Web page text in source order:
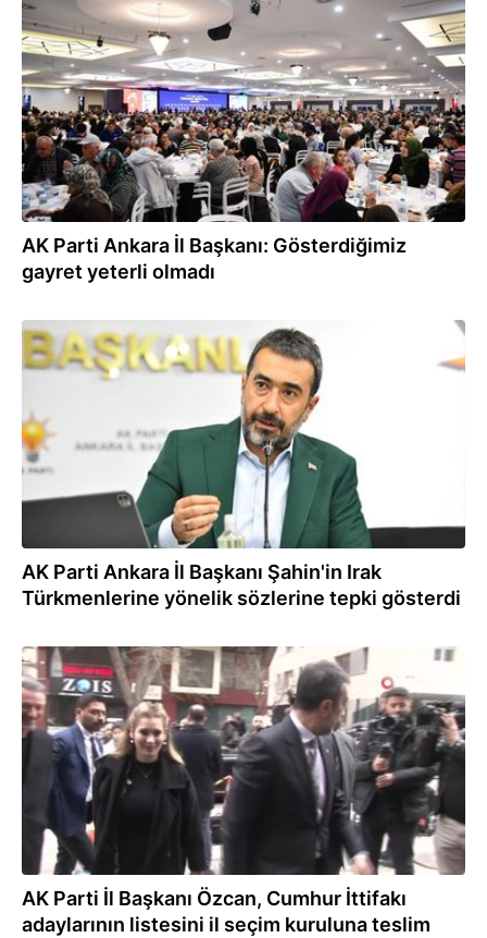
04.04.2024
AK Parti Ankara İl Başkanı: Gösterdiğimiz
gayret yeterli olmadı
23.02.2024
AK Parti Ankara İl Başkanı Şahin'in Irak
Türkmenlerine yönelik sözlerine tepki gösterdi
20.02.2024
AK Parti İl Başkanı Özcan, Cumhur İttifakı
adaylarının listesini il seçim kuruluna teslim